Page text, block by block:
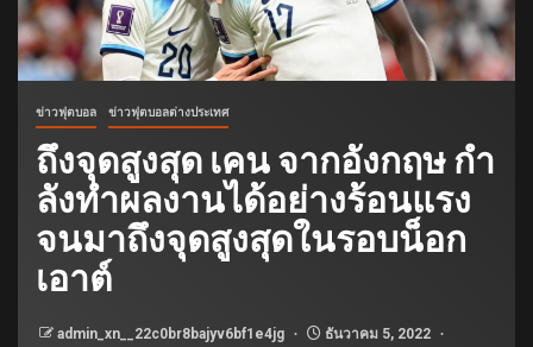
ข่าวฟุตบอล ข่าวฟุตบอลต่างประเทศ
ถึงจุดสูงสุด เคน จากอังกฤษ กํา
ลังทําผลงานได้อย่างร้อนแรง
จนมาถึงจุดสูงสุดในรอบน็อก
เอาต์
admin_xn__22c0br8bajyv6bf1e4jg
ธันวาคม 5, 2022